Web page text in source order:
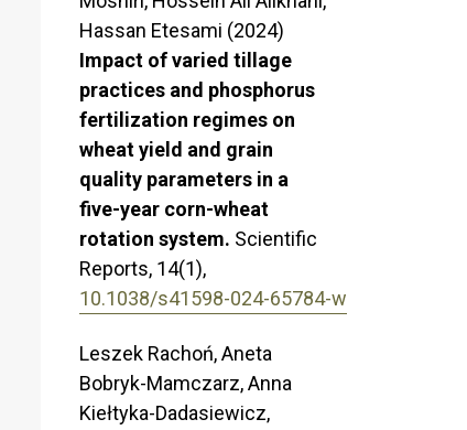
Hassan Etesami (2024)
Impact of varied tillage
practices and phosphorus
fertilization regimes on
wheat yield and grain
quality parameters in a
five-year corn-wheat
rotation system. Scientific
Reports, 14(1),
10.1038/s41598-024-65784-w
Leszek Rachoń, Aneta
Bobryk-Mamczarz, Anna
Kiełtyka-Dadasiewicz,